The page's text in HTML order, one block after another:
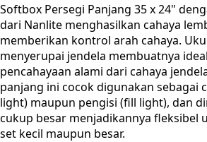
Softbox Persegi Panjang 35 x 24"
dari Nanlite menghasilkan cahaya
memberikan kontrol arah cahaya.
menyerupai jendela membuatnya
pencahayaan alami dari cahaya
panjang ini cocok digunakan sebagai
light) maupun pengisi (fill light), dan
cukup besar menjadikannya fleksibel
set kecil maupun besar.